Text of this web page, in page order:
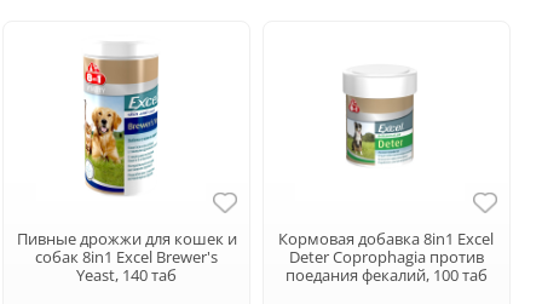
Пивные дрожжи для кошек и
собак 8in1 Excel Brewer's
Yeast, 140 таб
Кормовая добавка 8in1 Excel
Deter Coprophagia против
поедания фекалий, 100 таб